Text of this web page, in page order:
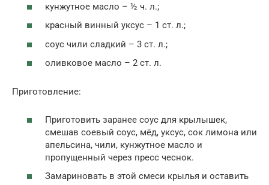
кунжутное масло – ½ ч. л.;
красный винный уксус – 1 ст. л.;
соус чили сладкий – 3 ст. л.;
оливковое масло – 2 ст. л.
Приготовление:
Приготовить заранее соус для крылышек,
смешав соевый соус, мёд, уксус, сок лимона или
апельсина, чили, кунжутное масло и
пропущенный через пресс чеснок.
Замариновать в этой смеси крылья и оставить